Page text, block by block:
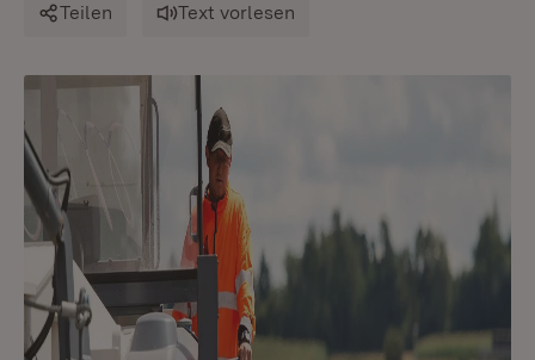
Teilen Text vorlesen